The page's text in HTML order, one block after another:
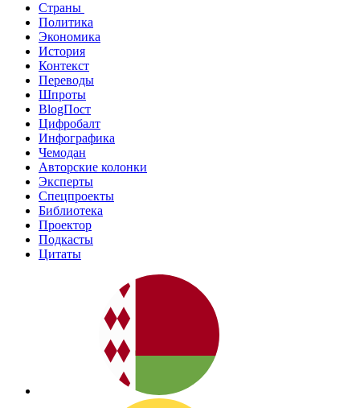
Страны
Политика
Экономика
История
Контекст
Переводы
Шпроты
BlogПост
Цифробалт
Инфографика
Чемодан
Авторские колонки
Эксперты
Спецпроекты
Библиотека
Проектор
Подкасты
Цитаты